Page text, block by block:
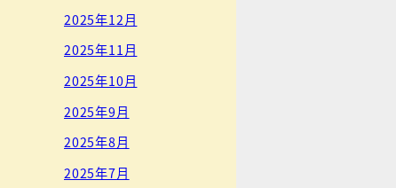
2025年12月
2025年11月
2025年10月
2025年9月
2025年8月
2025年7月